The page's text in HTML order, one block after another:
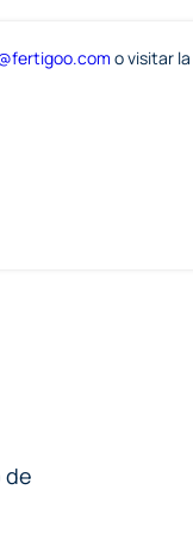
o visitar la
de